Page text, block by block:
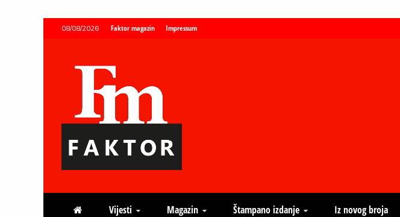
08/08/2026 Faktor magazin Impressum
Faktor magazin
Vijesti Magazin Štampano izdanje Iz novog broja